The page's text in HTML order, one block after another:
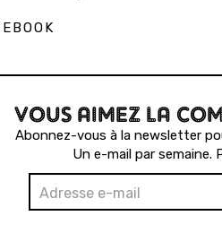
VOUS AIMEZ LA
Abonnez-vous à la newsletter
Un e-mail par semaine.